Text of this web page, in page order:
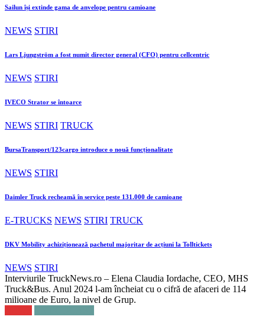
Sailun își extinde gama de anvelope pentru camioane
NEWS STIRI
Lars Ljungström a fost numit director general (CFO) pentru cellcentric
NEWS STIRI
IVECO Strator se întoarce
NEWS STIRI TRUCK
BursaTransport/123cargo introduce o nouă funcționalitate
NEWS STIRI
Daimler Truck recheamă în service peste 131.000 de camioane
E-TRUCKS NEWS STIRI TRUCK
DKV Mobility achiziționează pachetul majoritar de acțiuni la Tolltickets
NEWS STIRI
Interviurile TruckNews.ro – Elena Claudia Iordache, CEO, MHS
Truck&Bus. Anul 2024 l-am încheiat cu o cifră de afaceri de 114
milioane de Euro, la nivel de Grup.